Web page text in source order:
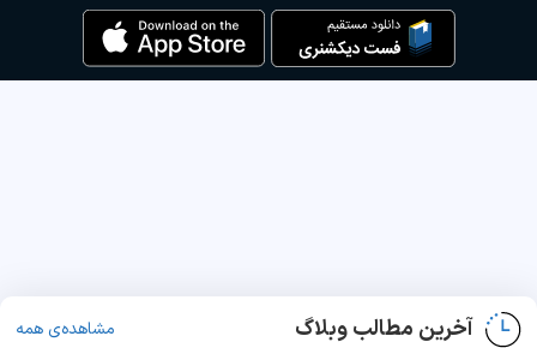
آخرین مطالب وبلاگ مشاهده‌ی همه